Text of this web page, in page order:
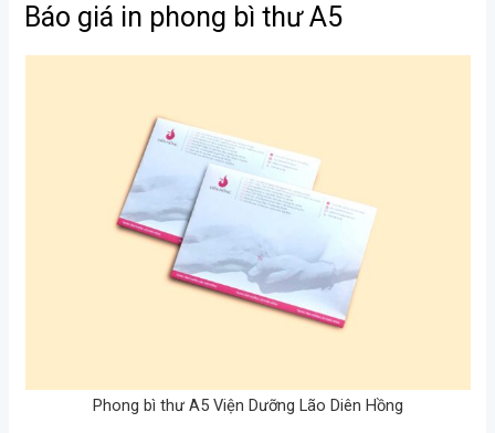
Báo giá in phong bì thư A5
Phong bì thư A5 Viện Dưỡng Lão Diên Hồng